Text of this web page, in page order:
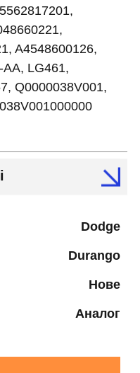
A4548600126,
LG461,
Q0000038V001,
Dodge
Durango
Нове
Аналог